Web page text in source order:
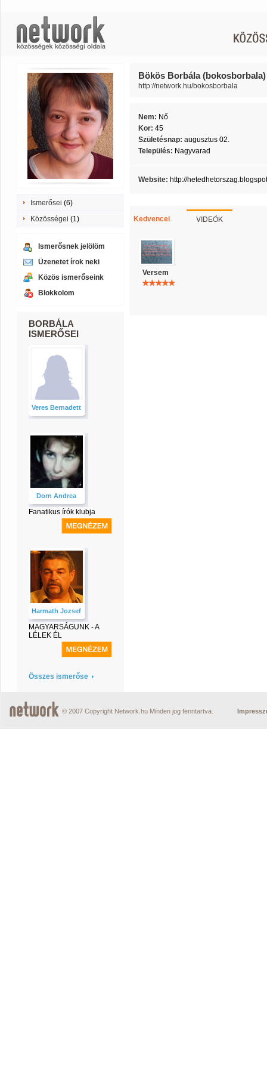
Ismerősei (6)
Közösségei (1)
Ismerősnek jelölöm
Üzenetet írok neki
Közös ismerőseink
Blokkolom
BORBÁLA
ISMERŐSEI
Veres Bernadett
Dorn Andrea
Fanatikus írók klubja
Harmath Jozsef
MAGYARSÁGUNK - A
LÉLEK ÉL
Összes ismerőse
Bökös Borbála (bokosborbala)
http://network.hu/bokosborbala
Nem: Nő
Kor: 45
Születésnap: augusztus 02.
Település: Nagyvarad
Website: http://
Kedvencei VIDEÓK
Versem
© 2007 Copyright Network.hu Minden jog fenntartva.